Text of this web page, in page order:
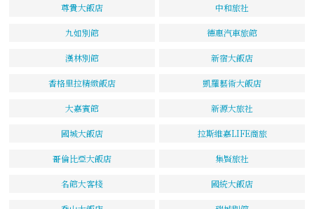
尊貴大飯店 中和旅社
九如別館 德惠汽車旅館
漢林別館 新宿大飯店
香格里拉精緻飯店 凱羅藝術大飯店
大嘉賓館 新源大旅社
國城大飯店 拉斯維嘉LIFE商旅
哥倫比亞大飯店 集賢旅社
名館大客棧 國統大飯店